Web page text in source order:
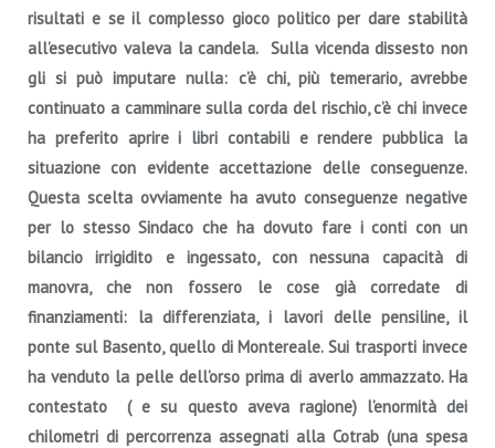
risultati e se il complesso gioco politico per dare stabilità
all’esecutivo valeva la candela. Sulla vicenda dissesto non
gli si può imputare nulla: c’è chi, più temerario, avrebbe
continuato a camminare sulla corda del rischio, c’è chi invece
ha preferito aprire i libri contabili e rendere pubblica la
situazione con evidente accettazione delle conseguenze.
Questa scelta ovviamente ha avuto conseguenze negative
per lo stesso Sindaco che ha dovuto fare i conti con un
bilancio irrigidito e ingessato, con nessuna capacità di
manovra, che non fossero le cose già corredate di
finanziamenti: la differenziata, i lavori delle pensiline, il
ponte sul Basento, quello di Montereale. Sui trasporti invece
ha venduto la pelle dell’orso prima di averlo ammazzato. Ha
contestato ( e su questo aveva ragione) l’enormità dei
chilometri di percorrenza assegnati alla Cotrab (una spesa